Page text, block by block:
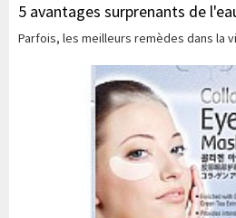
5 avantages surprenants de
Parfois, les meilleurs remèdes dans la